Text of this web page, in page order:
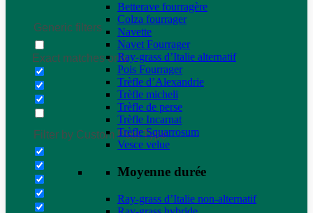
Generic filters
Exact matches only
Filter by Custom Post Type
Betterave fourragère
Colza fourrager
Navette
Navet Fourrager
Ray-grass d’Italie alternatif
Pois Fourrager
Trèfle d’Alexandrie
Trèfle micheli
Trèfle de perse
Trèfle Incarnat
Trèfle Squarrosum
Vesce velue
Moyenne durée
Ray-grass d’Italie non-alternatif